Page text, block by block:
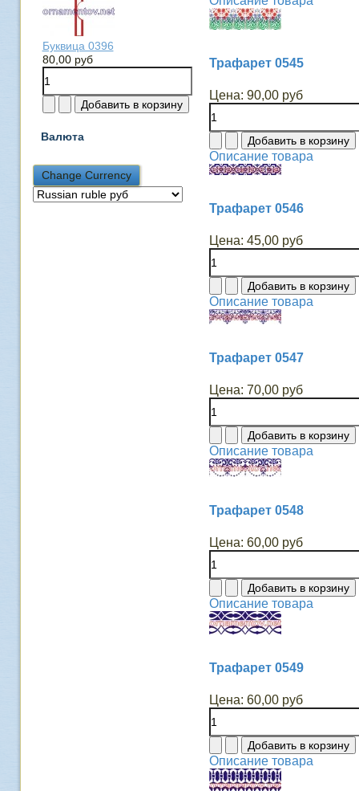
Буквица 0396
80,00 руб
Валюта
Трафарет 0545
Цена: 90,00 руб
Описание товара
Трафарет 0546
Цена: 45,00 руб
Описание товара
Трафарет 0547
Цена: 70,00 руб
Описание товара
Трафарет 0548
Цена: 60,00 руб
Описание товара
Трафарет 0549
Цена: 60,00 руб
Описание товара